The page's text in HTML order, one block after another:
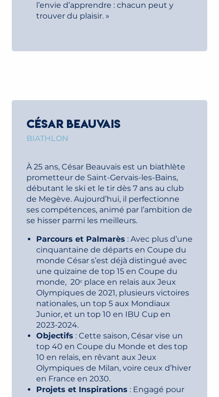
l’envie d’apprendre : chacun peut y
trouver du plaisir. »
CÉSAR BEAUVAIS
BIATHLON
À 25 ans, César Beauvais est un biathlète
prometteur de Saint-Gervais-les-Bains,
débutant le ski et le tir dès 7 ans au club
de Megève. Aujourd’hui, il perfectionne
ses compétences, animé par l’ambition de
se hisser parmi les meilleurs.
Parcours et Palmarès : Avec plus d’une
cinquantaine de départs en Coupe du
monde César s’est déjà distingué avec
une quizaine de top 15 en Coupe du
monde, 20ᵉ place en relais aux Jeux
Olympiques de 2021, plusieurs victoires
nationales, un top 5 aux Mondiaux
Junior, et un top 10 en IBU Cup en
2023-2024.
Objectifs : Cette saison, César vise un
top 40 en Coupe du Monde et des top
10 en relais, en rêvant aux Jeux
Olympiques de Milan, voire ceux d’hiver
en France en 2030.
Projets et Inspirations : Engagé pour